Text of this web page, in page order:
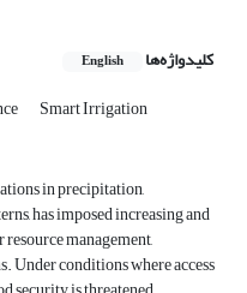
کلیدواژه‌ها English
Smart Irrigation
in precipitation,
has imposed increasing and
management,
conditions where access